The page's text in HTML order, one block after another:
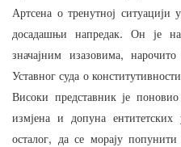
Артсена о тренутној ситуацији у
досадашњи
напредак. Он је
значајним
изазовима,нарочито
Уставног суда о конститутивности
Високи представник је поновио
измјена и допуна ентитетских
осталог, да се морају попунити